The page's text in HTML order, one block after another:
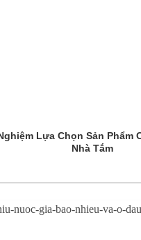
Lựa Chọn Sản Phẩm
Nhà Tắm